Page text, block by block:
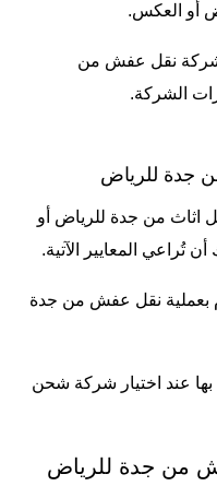
أو العكس.
نقل عفش من
الشركة.
جدة للرياض
اثاث من جدة للرياض أو
تُراعي المعايير الآتية.
بعملية نقل عفش من جدة
بها عند اختيار شركة شحن
من جدة للرياض